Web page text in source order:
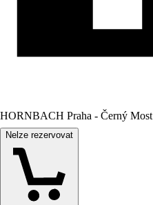
HORNBACH Praha - Černý Most
Nelze rezervovat